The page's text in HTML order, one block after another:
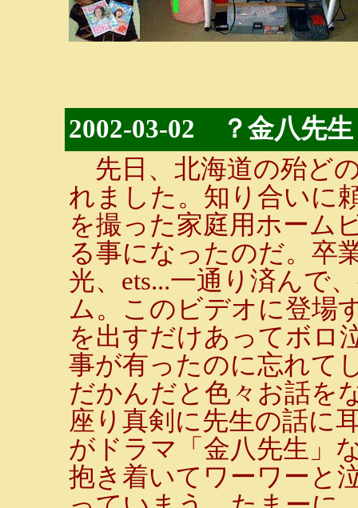
2002-03-02 ？金八先生
先日、北海道の殆ど
れました。知り合いに
を撮った家庭用ホーム
る事になったのだ。卒
光、ets...一通り済んで
ム。このビデオに登場
を出すだけあってボロ
事が有ったのに忘れて
だかんだと色々お話を
座り真剣に先生の話に
がドラマ「金八先生」
抱き着いてワーワーと